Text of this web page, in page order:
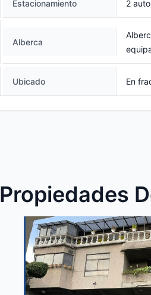
Estacionamiento 2
Alberca
Ubicado En
Propiedades